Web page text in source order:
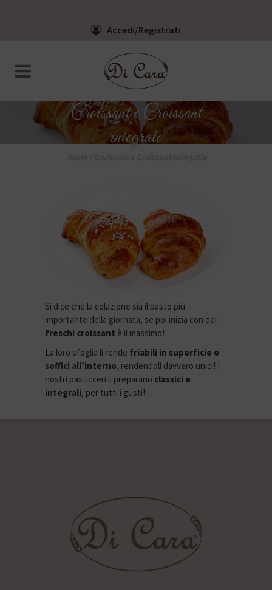
Accedi/Registrati
Croissant e Croissant
integrale
Home Croissant e Croissant integrale
Si dice che la colazione sia il pasto più
importante della giornata, se poi inizia con dei
freschi croissant è il massimo!
La loro sfoglia li rende friabili in superficie e
soffici all’interno, rendendoli davvero unici! I
nostri pasticceri li preparano classici e
integrali, per tutti i gusti!